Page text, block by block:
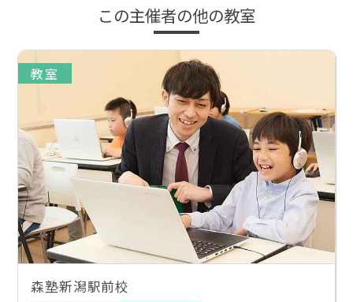
この主催者の他の教室
教室
森塾新潟駅前校